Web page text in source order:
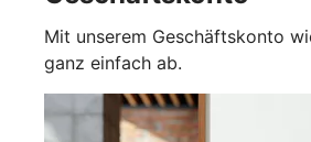
Mit unserem Geschäftskonto
ganz einfach ab.